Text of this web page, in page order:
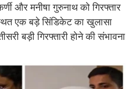
और मनीषा गुरुनाथ को गिरफ्तार
एक बड़े सिंडिकेट का खुलासा
बड़ी गिरफ्तारी होने की संभावना